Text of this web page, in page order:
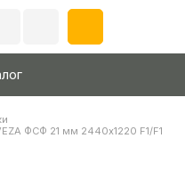
ФСФ 21 мм 2440х1220 F1/F1